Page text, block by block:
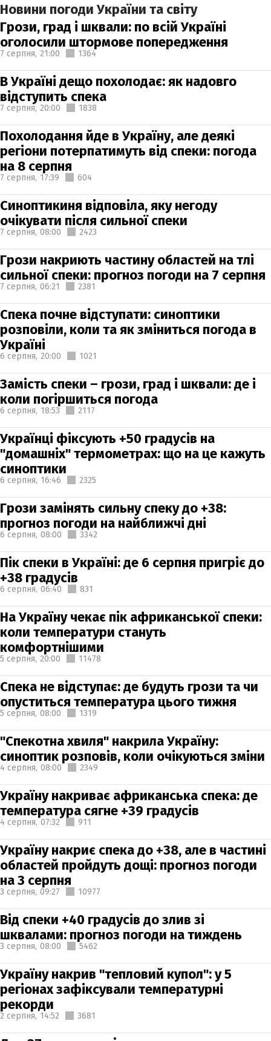
Новини погоди України та світу
Грози, град і шквали: по всій Україні
оголосили штормове попередження
7 серпня, 21:00 1364
В Україні дещо похолодає: як надовго
відступить спека
7 серпня, 20:00 1838
Похолодання йде в Україну, але деякі
регіони потерпатимуть від спеки: погода
на 8 серпня
7 серпня, 17:39 604
Синоптикиня відповіла, яку негоду
очікувати після сильної спеки
7 серпня, 08:00 2423
Грози накриють частину областей на тлі
сильної спеки: прогноз погоди на 7 серпня
7 серпня, 06:21 2381
Спека почне відступати: синоптики
розповіли, коли та як зміниться погода в
Україні
6 серпня, 20:00 1021
Замість спеки – грози, град і шквали: де і
коли погіршиться погода
6 серпня, 18:53 2117
Українці фіксують +50 градусів на
"домашніх" термометрах: що на це кажуть
синоптики
6 серпня, 16:46 2325
Грози замінять сильну спеку до +38:
прогноз погоди на найближчі дні
6 серпня, 08:00 3342
Пік спеки в Україні: де 6 серпня пригріє до
+38 градусів
6 серпня, 06:40 831
На Україну чекає пік африканської спеки:
коли температури стануть
комфортнішими
5 серпня, 20:00 11478
Спека не відступає: де будуть грози та чи
опуститься температура цього тижня
5 серпня, 08:00 1319
"Спекотна хвиля" накрила Україну:
синоптик розповів, коли очікуються зміни
4 серпня, 08:00 2349
Україну накриває африканська спека: де
температура сягне +39 градусів
4 серпня, 07:32 911
Україну накриє спека до +38, але в частині
областей пройдуть дощі: прогноз погоди
на 3 серпня
3 серпня, 09:27 10977
Від спеки +40 градусів до злив зі
шквалами: прогноз погоди на тиждень
3 серпня, 08:00 5462
Україну накрив "тепловий купол": у 5
регіонах зафіксували температурні
рекорди
2 серпня, 14:52 3681